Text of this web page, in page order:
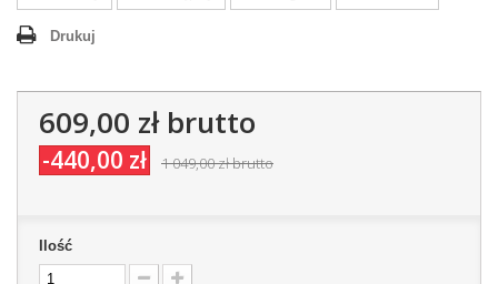
Drukuj
609,00 złbrutto
-440,00 zł 1 049,00 złbrutto
Ilość